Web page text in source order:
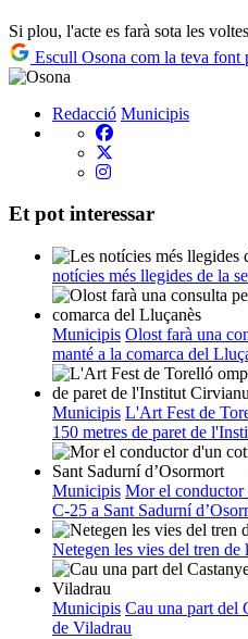
Si plou, l'acte es farà sota les
Escull Osona com la teva font
Redacció Municipis
Et pot interessar
notícies més llegides de la
Municipis Olost farà una
manté a la comarca del
Municipis L'Art Fest de
150 metres de paret de
Municipis Mor el conductor
C-25 a Sant Sadurní
Netegen les vies del tren de
Municipis Cau una part del
de Viladrau